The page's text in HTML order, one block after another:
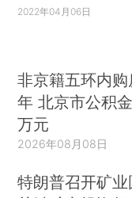
2022年04月06日
非京籍五环内
年 北京市公积
万元
2026年08月08日
特朗普召开矿